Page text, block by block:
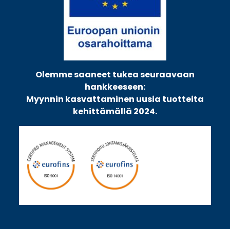
Olemme saaneet tukea seuraavaan
hankkeeseen:
Myynnin kasvattaminen uusia tuotteita
kehittämällä 2024.